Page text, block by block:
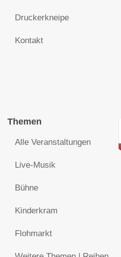
Druckerkneipe
Kontakt
Themen
Alle Veranstaltungen
Live-Musik
Bühne
Kinderkram
Flohmarkt